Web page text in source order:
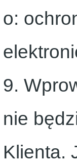
o:
9.
nie
Klienta.